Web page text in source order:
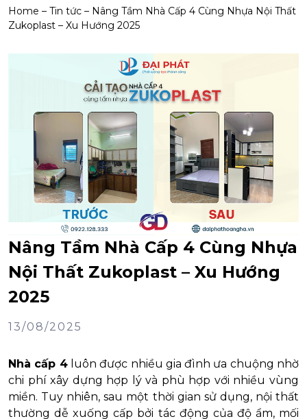
Home – Tin tức – Nâng Tầm Nhà Cấp 4 Cùng Nhựa Nội Thất
Zukoplast – Xu Hướng 2025
Nâng Tầm Nhà Cấp 4 Cùng Nhựa
Nội Thất Zukoplast – Xu Hướng
2025
13/08/2025
Nhà cấp 4luôn được nhiều gia đình ưa chuộng nhờ
chi phí xây dựng hợp lý và phù hợp với nhiều vùng
miền. Tuy nhiên, sau một thời gian sử dụng, nội thất
thường dễ xuống cấp bởi tác động của độ ẩm, mối